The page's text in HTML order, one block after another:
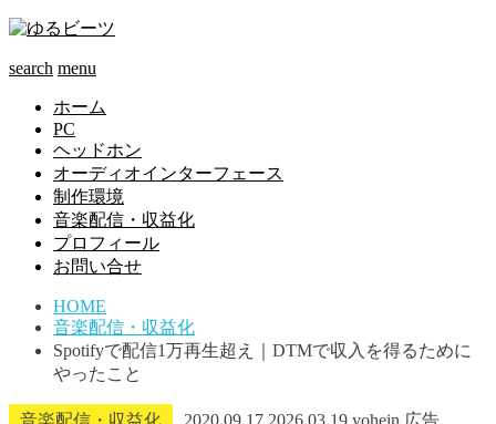
search menu
ホーム
PC
ヘッドホン
オーディオインターフェース
制作環境
音楽配信・収益化
プロフィール
お問い合せ
HOME
音楽配信・収益化
Spotifyで配信1万再生超え｜DTMで収入を得るために
やったこと
音楽配信・収益化 2020.09.17 2026.03.19 yohein 広告